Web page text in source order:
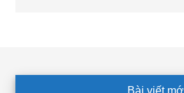
Bài viết